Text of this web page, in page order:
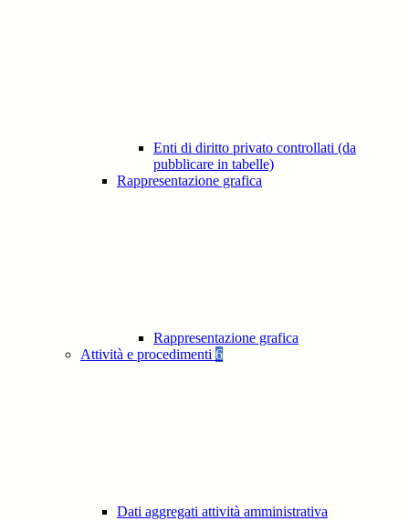
Enti di diritto privato controllati (da
pubblicare in tabelle)
Rappresentazione grafica
Rappresentazione grafica
Attività e procedimenti 6
Dati aggregati attività amministrativa